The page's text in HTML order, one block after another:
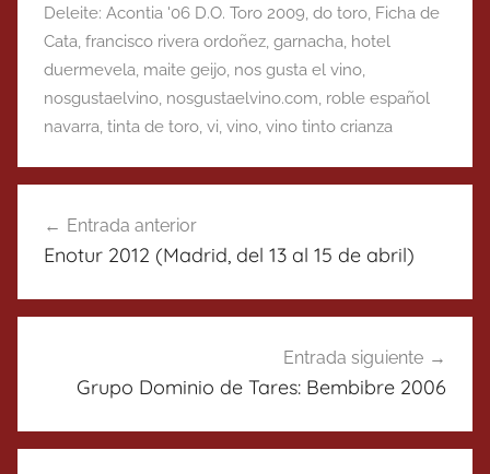
Deleite: Acontia '06 D.O. Toro 2009, do toro, Ficha de
Cata, francisco rivera ordoñez, garnacha, hotel
duermevela, maite geijo, nos gusta el vino,
nosgustaelvino, nosgustaelvino.com, roble español
navarra, tinta de toro, vi, vino, vino tinto crianza
de
Entrada anterior
Enotur 2012 (Madrid, del 13 al 15 de abril)
Entrada siguiente
Grupo Dominio de Tares: Bembibre 2006